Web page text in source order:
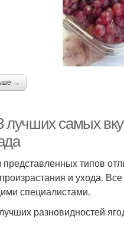
→
самых
типов
и ухода.
специалистами.
разновидностей